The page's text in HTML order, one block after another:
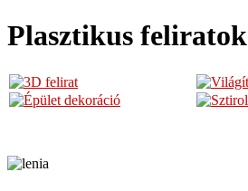
Plasztikus feliratok